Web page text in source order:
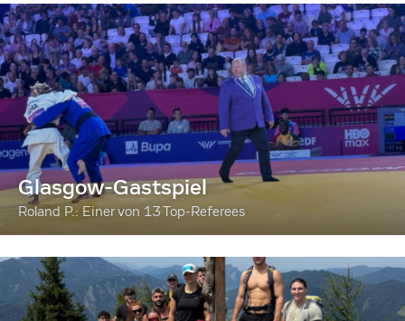
Glasgow-Gastspiel
Roland P.: Einer von 13 Top-Referees